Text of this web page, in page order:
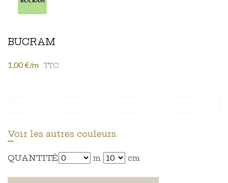
BUCRAM
1,00 €/m TTC
Voir les autres couleurs.
QUANTITÉ m cm